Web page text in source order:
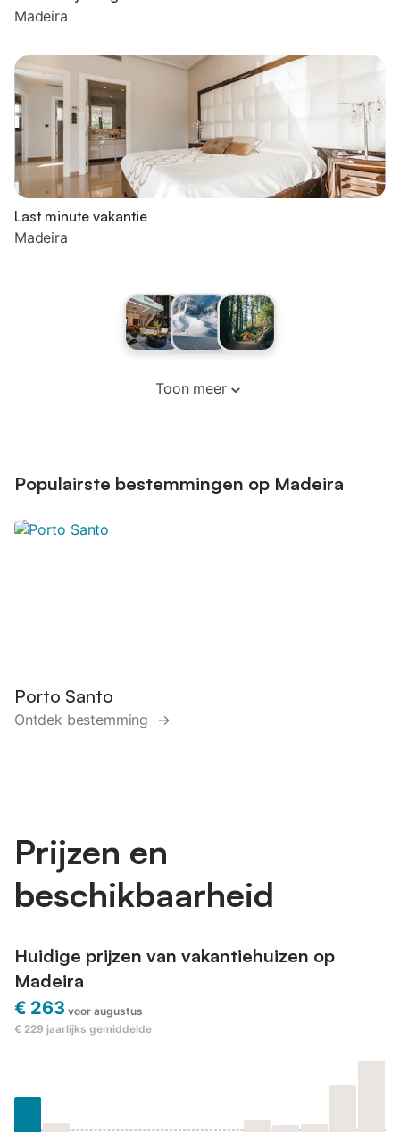
Madeira
Last minute vakantie
Madeira
Toon meer
Populairste bestemmingen op Madeira
Porto Santo
Ontdek bestemming →
Prijzen en
beschikbaarheid
Huidige prijzen van vakantiehuizen op
Madeira
€ 263 voor augustus
€ 229 jaarlijks gemiddelde